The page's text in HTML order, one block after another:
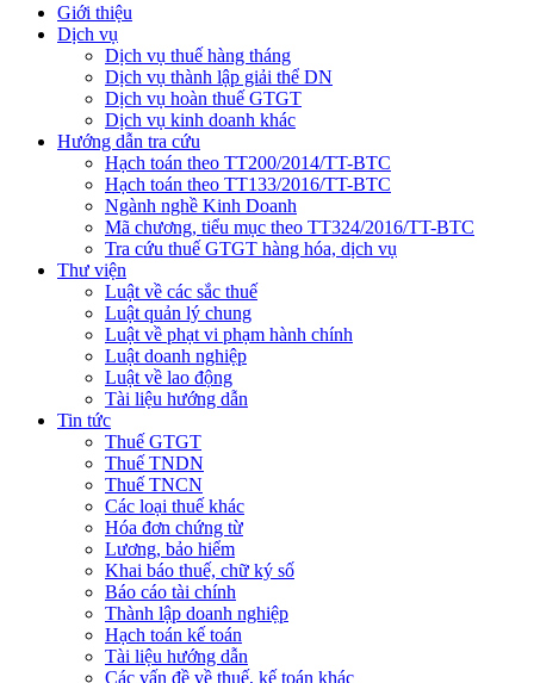
Giới thiệu
Dịch vụ
Dịch vụ thuế hàng tháng
Dịch vụ thành lập giải thể DN
Dịch vụ hoàn thuế GTGT
Dịch vụ kinh doanh khác
Hướng dẫn tra cứu
Hạch toán theo TT200/2014/TT-BTC
Hạch toán theo TT133/2016/TT-BTC
Ngành nghề Kinh Doanh
Mã chương, tiểu mục theo TT324/2016/TT-BTC
Tra cứu thuế GTGT hàng hóa, dịch vụ
Thư viện
Luật về các sắc thuế
Luật quản lý chung
Luật về phạt vi phạm hành chính
Luật doanh nghiệp
Luật về lao động
Tài liệu hướng dẫn
Tin tức
Thuế GTGT
Thuế TNDN
Thuế TNCN
Các loại thuế khác
Hóa đơn chứng từ
Lương, bảo hiểm
Khai báo thuế, chữ ký số
Báo cáo tài chính
Thành lập doanh nghiệp
Hạch toán kế toán
Tài liệu hướng dẫn
Các vấn đề về thuế, kế toán khác